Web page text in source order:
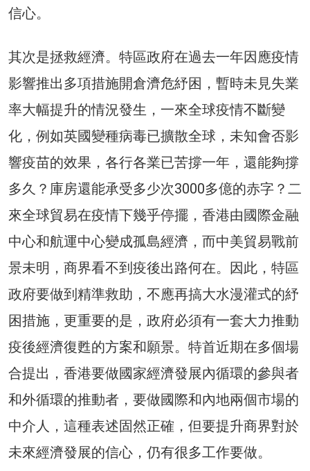
信心。
其次是拯救經濟。特區政府在過去一年因應疫情
影響推出多項措施開倉濟危紓困，暫時未見失業
率大幅提升的情況發生，一來全球疫情不斷變
化，例如英國變種病毒已擴散全球，未知會否影
響疫苗的效果，各行各業已苦撐一年，還能夠撐
多久？庫房還能承受多少次3000多億的赤字？二
來全球貿易在疫情下幾乎停擺，香港由國際金融
中心和航運中心變成孤島經濟，而中美貿易戰前
景未明，商界看不到疫後出路何在。因此，特區
政府要做到精準救助，不應再搞大水漫灌式的紓
困措施，更重要的是，政府必須有一套大力推動
疫後經濟復甦的方案和願景。特首近期在多個場
合提出，香港要做國家經濟發展內循環的參與者
和外循環的推動者，要做國際和內地兩個市場的
中介人，這種表述固然正確，但要提升商界對於
未來經濟發展的信心，仍有很多工作要做。